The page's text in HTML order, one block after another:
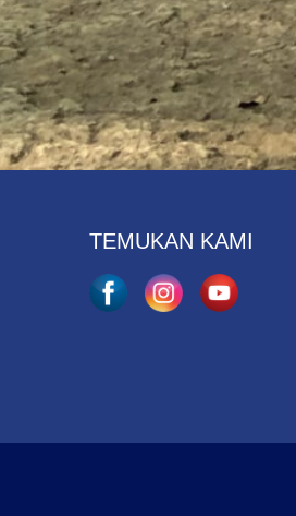
TEMUKAN KAMI